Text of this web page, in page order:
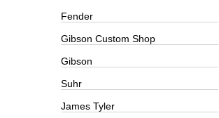
Fender
Gibson Custom Shop
Gibson
Suhr
James Tyler